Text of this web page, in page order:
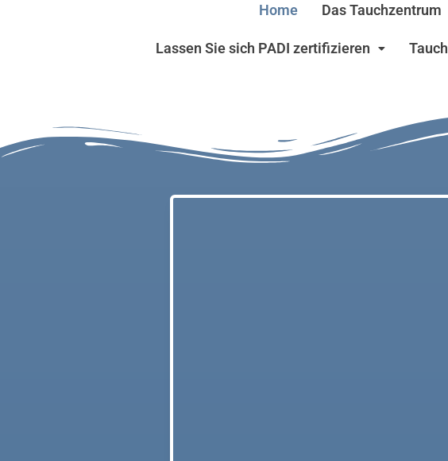
Home Das Tauchzentrum
Lassen Sie sich PADI zertifizieren